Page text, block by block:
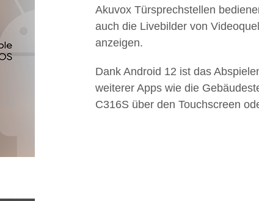
Akuvox Türsprechstellen
auch die Livebilder von
anzeigen.
Dank Android 12 ist das
weiterer Apps wie die
C316S über den Touchscreen